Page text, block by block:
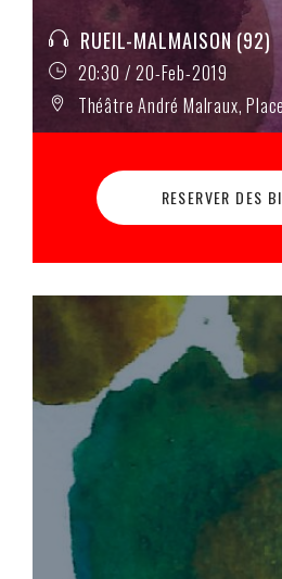
RUEIL-MALMAISON (92)
20:30 / 20-Feb-2019
Théâtre André Malraux, Place des
RESERVER DES